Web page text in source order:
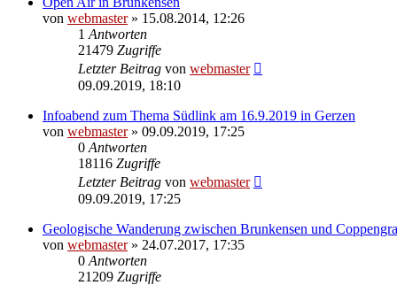
von webmaster» 15.08.2014, 12:26
1 Antworten
21479 Zugriffe
Letzter Beitrag von webmaster
09.09.2019, 18:10
Infoabend zum Thema Südlink am 16.9.2019 in Gerzen
von webmaster» 09.09.2019, 17:25
0 Antworten
18116 Zugriffe
Letzter Beitrag von webmaster
09.09.2019, 17:25
Geologische Wanderung zwischen Brunkensen und
von webmaster» 24.07.2017, 17:35
0 Antworten
21209 Zugriffe